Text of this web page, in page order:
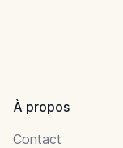
À propos
Contact